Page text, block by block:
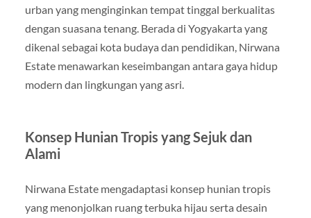
urban yang menginginkan tempat tinggal berkualitas
dengan suasana tenang. Berada di Yogyakarta yang
dikenal sebagai kota budaya dan pendidikan, Nirwana
Estate menawarkan keseimbangan antara gaya hidup
modern dan lingkungan yang asri.
Konsep Hunian Tropis yang Sejuk dan
Alami
Nirwana Estate mengadaptasi konsep hunian tropis
yang menonjolkan ruang terbuka hijau serta desain